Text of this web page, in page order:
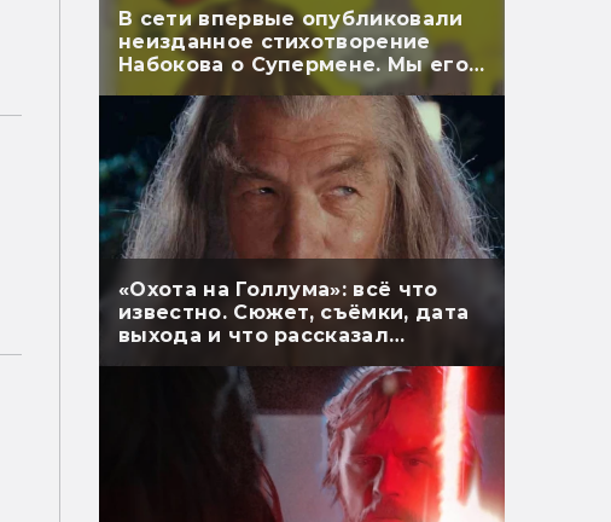
В сети впервые опубликовали
неизданное стихотворение
Набокова о Супермене. Мы его
перевели
«Охота на Голлума»: всё что
известно. Сюжет, съёмки, дата
выхода и что рассказал